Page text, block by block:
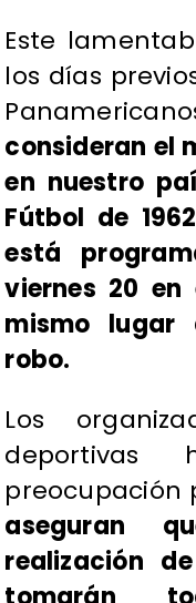
Este
los días
consideran el
en nuestro
Fútbol de
está
viernes 20 en
mismo lugar
robo.
Los
deportivas
preocupación
aseguran
realización